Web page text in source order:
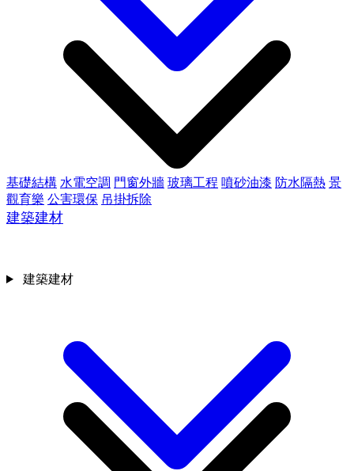
基礎結構 水電空調 門窗外牆 玻璃工程 噴砂油漆 防水隔熱 景
觀育樂 公害環保 吊掛拆除
建築建材
建築建材